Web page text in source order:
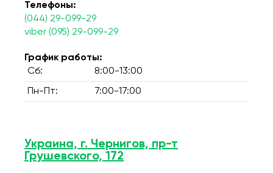
Телефоны:
(044) 29-099-29
viber (095) 29-099-29
График работы:
Сб:
8:00-13:00
Пн-Пт: 7:00-17:00
Украина, г. Чернигов, пр-т
Грушевского, 172